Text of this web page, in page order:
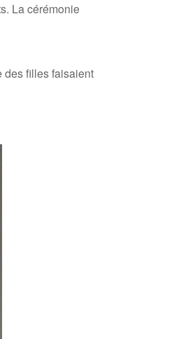
La cérémonie
des filles faisaient